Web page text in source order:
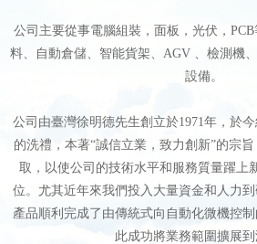
公司主要從事電腦組裝，面板，光伏，
料、自動倉儲、智能貨架、AGV 、檢測機
設備。
公司由臺灣徐明德先生創立於1971年，於
的洗禮，本著“誠信立業，致力創新”的宗
取，以使公司的技術水平和服務質量躍上
位。尤其近年來我們投入大量資金和人力
產品順利完成了由傳統式向自動化微機控
此成功將業務範圍擴展到